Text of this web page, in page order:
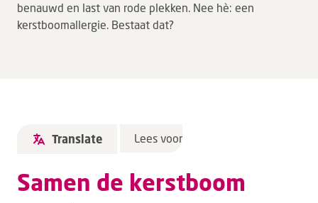
benauwd en last van rode plekken. Nee hè: een
kerstboomallergie. Bestaat dat?
Translate Lees voor
Samen de kerstboom